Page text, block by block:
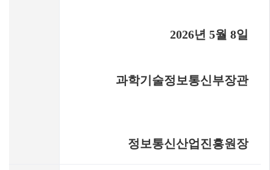
2026년 5월 8일
과학기술정보통신부장관
정보통신산업진흥원장